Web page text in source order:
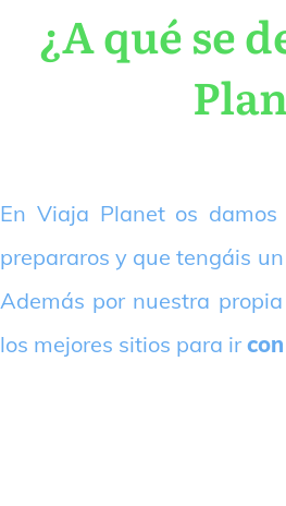
¿A qué se
En Viaja Planet os damos
prepararos y que tengáis un
Además por nuestra
los mejores sitios para ir